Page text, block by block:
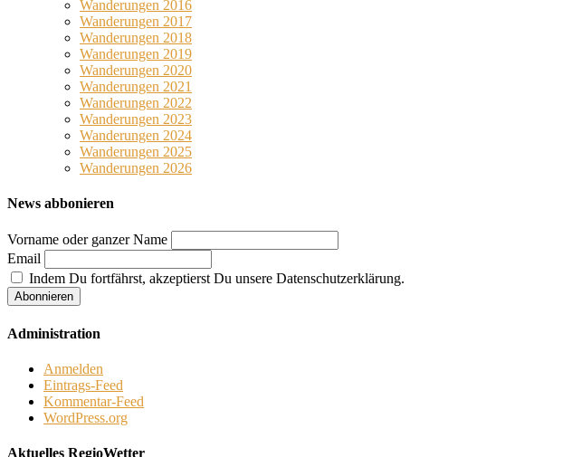
Wanderungen 2016
Wanderungen 2017
Wanderungen 2018
Wanderungen 2019
Wanderungen 2020
Wanderungen 2021
Wanderungen 2022
Wanderungen 2023
Wanderungen 2024
Wanderungen 2025
Wanderungen 2026
News abbonieren
Vorname oder ganzer Name
Email
Indem Du fortfährst, akzeptierst Du unsere Datenschutzerklärung.
Administration
Anmelden
Eintrags-Feed
Kommentar-Feed
WordPress.org
Aktuelles RegioWetter